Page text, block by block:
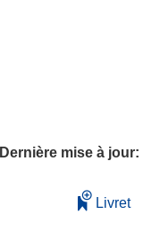
Dernière mise à jour:
Livret